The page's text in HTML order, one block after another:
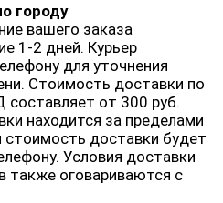
городу
вашего заказа
1-2 дней. Курьер
для уточнения
Стоимость доставки по
от 300 руб.
находится за пределами
доставки будет
Условия доставки
также оговариваются с